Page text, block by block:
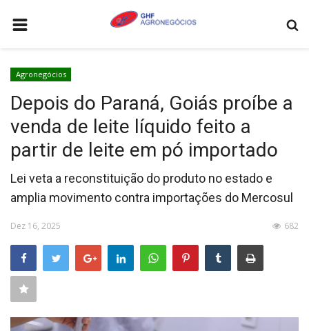
AGRONEGÓCIOS
LEILÕES
FEIRAS E EVENTOS
COTAÇÕES
COLUNISTA
QUEM SOMOS
CONTATO
CONECTE-SE
Agronegócios
Depois do Paraná, Goiás proíbe a
venda de leite líquido feito a
partir de leite em pó importado
Lei veta a reconstituição do produto no estado e
amplia movimento contra importações do Mercosul
Dez 16, 2025 682